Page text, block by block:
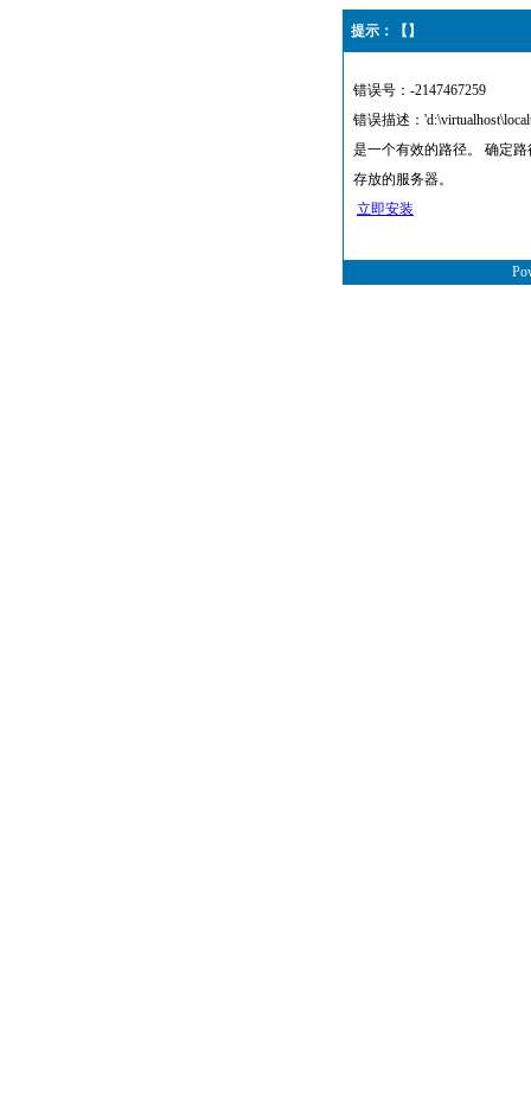
提示：【】
错误号：-2147467259
错误描述：
是一个有效的路径。 确定
存放的服务器。
立即安装